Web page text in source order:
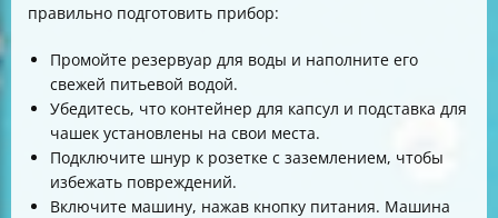
правильно подготовить прибор:
Промойте резервуар для воды и наполните его
свежей питьевой водой.
Убедитесь, что контейнер для капсул и подставка для
чашек установлены на свои места.
Подключите шнур к розетке с заземлением, чтобы
избежать повреждений.
Включите машину, нажав кнопку питания. Машина